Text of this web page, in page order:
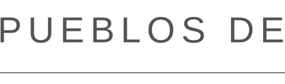
PUEBLOS